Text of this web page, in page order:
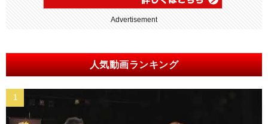
Advertisement
人気動画ランキング